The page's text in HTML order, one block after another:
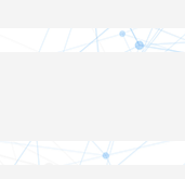
用事例もございます